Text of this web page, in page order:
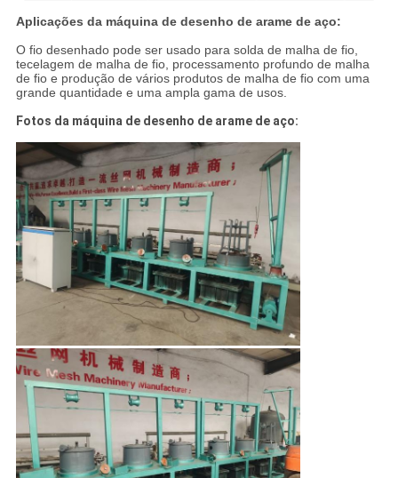
Aplicações da máquina de desenho de arame de aço:
O fio desenhado pode ser usado para solda de malha de fio,
tecelagem de malha de fio, processamento profundo de malha
de fio e produção de vários produtos de malha de fio com uma
grande quantidade e uma ampla gama de usos.
Fotos da máquina de desenho de arame de aço: